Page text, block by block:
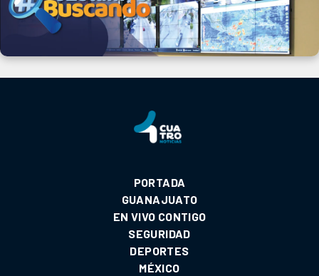
PORTADA
GUANAJUATO
EN VIVO CONTIGO
SEGURIDAD
DEPORTES
MÉXICO